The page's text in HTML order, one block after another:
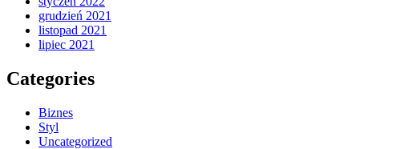
grudzień 2021
listopad 2021
lipiec 2021
Categories
Biznes
Styl
Uncategorized